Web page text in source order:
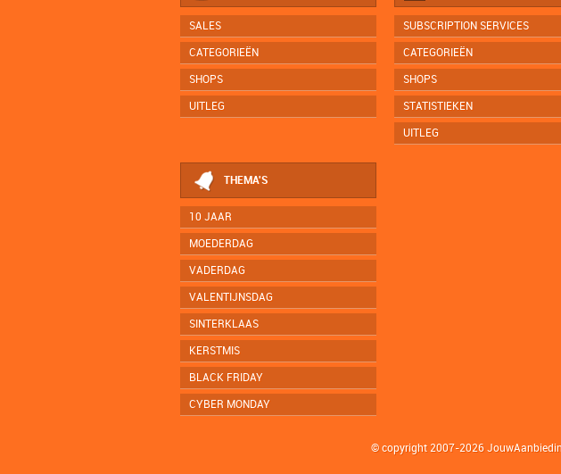
SALES
CATEGORIEËN
SHOPS
UITLEG
SUBSCRIPTION SERVICES
CATEGORIEËN
SHOPS
STATISTIEKEN
UITLEG
THEMA'S
10 JAAR
MOEDERDAG
VADERDAG
VALENTIJNSDAG
SINTERKLAAS
KERSTMIS
BLACK FRIDAY
CYBER MONDAY
© copyright 2007-2026